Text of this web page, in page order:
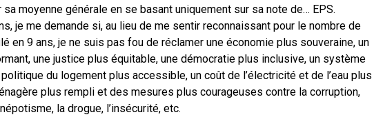
sa moyenne générale en se basant uniquement sur sa note de… EPS.
je me demande si, au lieu de me sentir reconnaissant pour le nombre de
en 9 ans, je ne suis pas fou de réclamer une économie plus souveraine, un
une justice plus équitable, une démocratie plus inclusive, un système
du logement plus accessible, un coût de l’électricité et de l’eau plus
plus rempli et des mesures plus courageuses contre la corruption,
la drogue, l’insécurité, etc.